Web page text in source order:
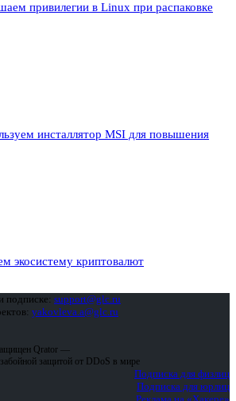
привилегии в Linux при распаковке
инсталлятор MSI для повышения
экосистему криптовалют
подписке: support@glc.ru
yakovleva.a@glc.ru
Qrator —
защитой от DDoS в мире
Подписка для физлиц
Подписка для юрлиц